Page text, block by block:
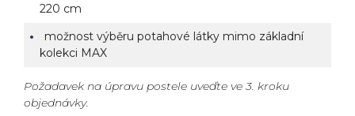
220 cm
možnost výběru potahové látky mimo základní
kolekci MAX
Požadavek na úpravu postele uveďte ve 3. kroku
objednávky.